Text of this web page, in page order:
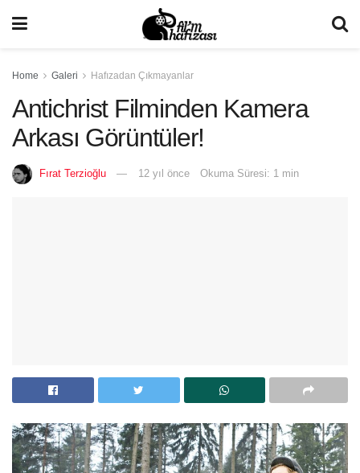
Home Galeri Hafızadan Çıkmayanlar
Antichrist Filminden Kamera
Arkası Görüntüler!
Fırat Terzioğlu 12 yıl önce Okuma Süresi: 1 min